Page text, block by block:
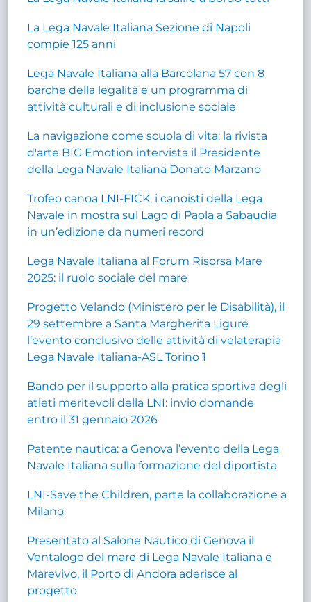
La Lega Navale Italiana Sezione di Napoli
compie 125 anni
Lega Navale Italiana alla Barcolana 57 con 8
barche della legalità e un programma di
attività culturali e di inclusione sociale
La navigazione come scuola di vita: la rivista
d'arte BIG Emotion intervista il Presidente
della Lega Navale Italiana Donato Marzano
Trofeo canoa LNI-FICK, i canoisti della Lega
Navale in mostra sul Lago di Paola a Sabaudia
in un’edizione da numeri record
Lega Navale Italiana al Forum Risorsa Mare
2025: il ruolo sociale del mare
Progetto Velando (Ministero per le Disabilità), il
29 settembre a Santa Margherita Ligure
l’evento conclusivo delle attività di velaterapia
Lega Navale Italiana-ASL Torino 1
Bando per il supporto alla pratica sportiva degli
atleti meritevoli della LNI: invio domande
entro il 31 gennaio 2026
Patente nautica: a Genova l’evento della Lega
Navale Italiana sulla formazione del diportista
LNI-Save the Children, parte la collaborazione a
Milano
Presentato al Salone Nautico di Genova il
Ventalogo del mare di Lega Navale Italiana e
Marevivo, il Porto di Andora aderisce al
progetto